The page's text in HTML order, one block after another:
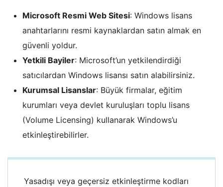
Microsoft Resmi Web Sitesi: Windows lisans
anahtarlarını resmi kaynaklardan satın almak en
güvenli yoldur.
Yetkili Bayiler: Microsoft’un yetkilendirdiği
satıcılardan Windows lisansı satın alabilirsiniz.
Kurumsal Lisanslar: Büyük firmalar, eğitim
kurumları veya devlet kuruluşları toplu lisans
(Volume Licensing) kullanarak Windows’u
etkinleştirebilirler.
Yasadışı veya geçersiz etkinleştirme kodları